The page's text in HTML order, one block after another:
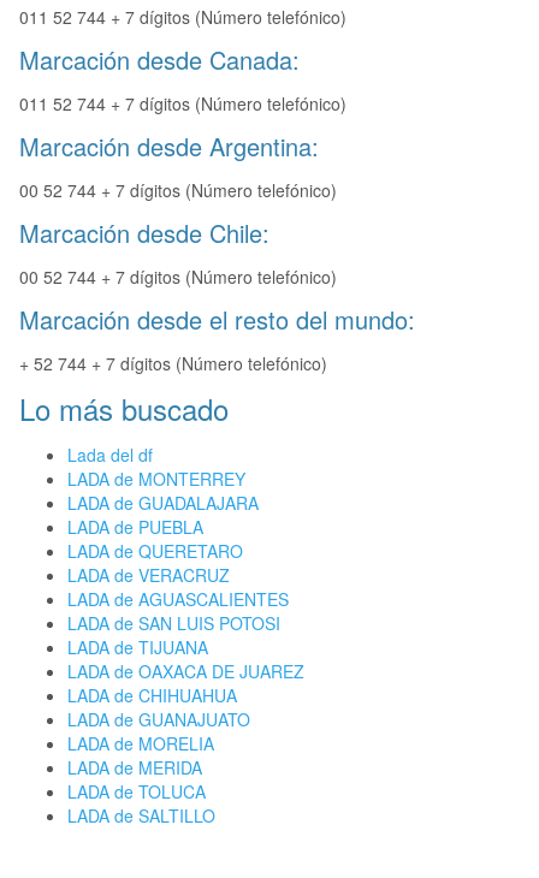
011 52 744 + 7 dígitos (Número telefónico)
Marcación desde Canada:
011 52 744 + 7 dígitos (Número telefónico)
Marcación desde Argentina:
00 52 744 + 7 dígitos (Número telefónico)
Marcación desde Chile:
00 52 744 + 7 dígitos (Número telefónico)
Marcación desde el resto del mundo:
+ 52 744 + 7 dígitos (Número telefónico)
Lo más buscado
Lada del df
LADA de MONTERREY
LADA de GUADALAJARA
LADA de PUEBLA
LADA de QUERETARO
LADA de VERACRUZ
LADA de AGUASCALIENTES
LADA de SAN LUIS POTOSI
LADA de TIJUANA
LADA de OAXACA DE JUAREZ
LADA de CHIHUAHUA
LADA de GUANAJUATO
LADA de MORELIA
LADA de MERIDA
LADA de TOLUCA
LADA de SALTILLO